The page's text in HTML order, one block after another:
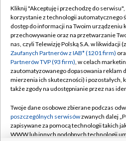
TVP
Abonament TVP
Emisja w TVP
Centrum informacji TVP
Naziemna Telewizja Cyfrowa
Rada Programowa
System NOS
Polityka
Moje
Kliknij "Akceptuję i przechodzę do serwisu",
korzystanie z technologii automatycznego
dostęp do informacji na Twoim urządzeniu
przechowywanie oraz na przetwarzanie
nas, czyli Telewizję Polską S.A. w likwidacji
Zaufanych Partnerów z IAB* (1201 firm)
Partnerów TVP (93 firm), w celach
zautomatyzowanego dopasowania reklam
mierzenia ich skuteczności) i pozostałych,
także zgody na udostępnianie przez nas
Twoje dane osobowe zbierane podczas
poszczególnych serwisówzwanych dalej
zapisywane za pomocą technologii takich
WWW lub innych podobnych technologii